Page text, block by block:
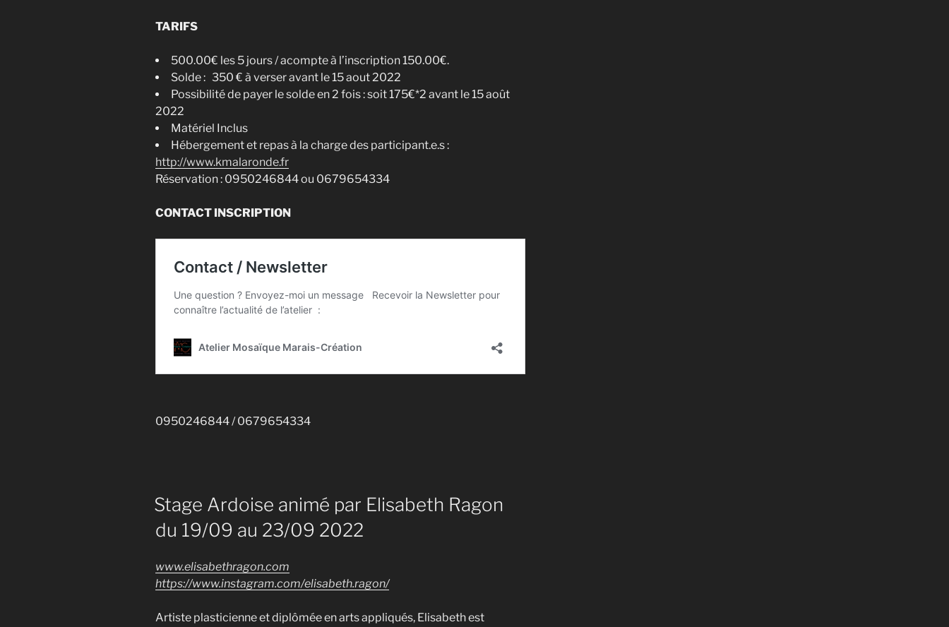
TARIFS
500.00€ les 5 jours / acompte à l’inscription 150.00€.
Solde : 350 € à verser avant le 15 aout 2022
Possibilité de payer le solde en 2 fois : soit 175€*2 avant le 15 août
2022
Matériel Inclus
Hébergement et repas à la charge des participant.e.s :
http://www.kmalaronde.fr
Réservation : 0950246844 ou 0679654334
CONTACT INSCRIPTION
0950246844 / 0679654334
Stage Ardoise animé par Elisabeth Ragon
du 19/09 au 23/09 2022
www.elisabethragon.com
https://www.instagram.com/elisabeth.ragon/
Artiste plasticienne et diplômée en arts appliqués, Elisabeth est